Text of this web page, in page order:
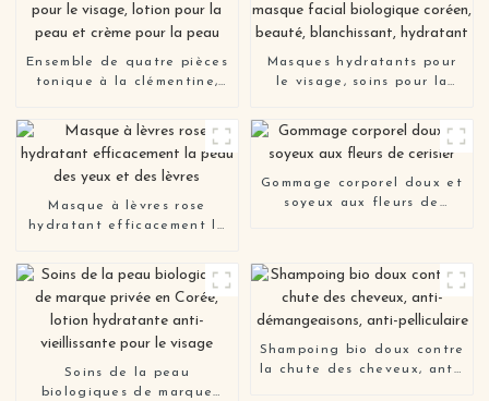
Ensemble de quatre pièces
tonique à la clémentine,
lotion pour la peau et
crème pour la peau
Masques hydratants pour
le visage, soins pour la
biologique coréen, beauté,
blanchissant, hydratant
Masque à lèvres rose
hydratant efficacement la
Gommage corporel doux et
soyeux aux fleurs de
Soins de la peau
biologiques de marque
Shampoing bio doux contre
la chute des cheveux, anti-